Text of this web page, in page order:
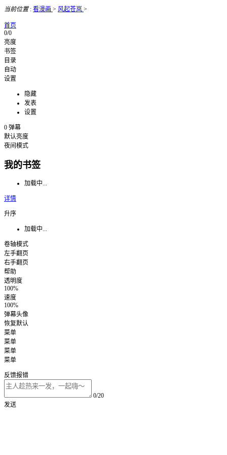
当前位置: 看漫画 > 风起苍岚 >
首页
0/0
亮度
书签
目录
自动
设置
隐藏
发表
设置
0 弹幕
默认亮度
夜间模式
我的书签
加载中...
详情
升序
加载中...
卷轴模式
左手翻页
右手翻页
帮助
透明度
100%
速度
100%
弹幕头像
恢复默认
菜单
菜单
菜单
菜单
反馈报错
0/20
发送